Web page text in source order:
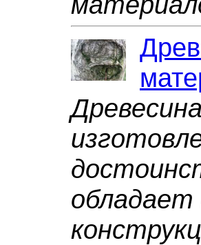
обладает